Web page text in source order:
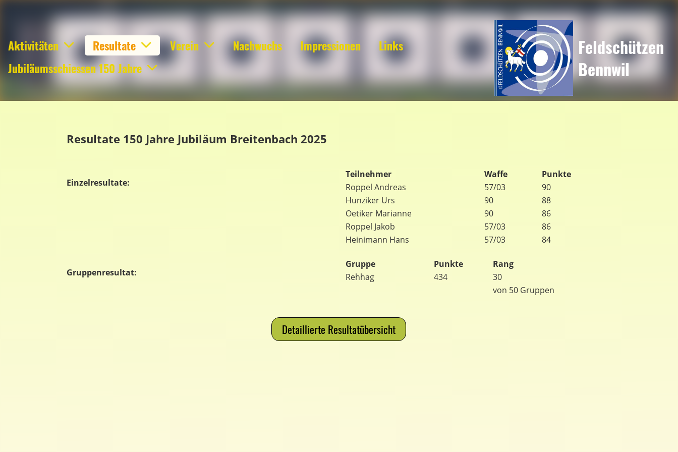
Aktivitäten Resultate Verein Nachwuchs Impressionen
Links
Jubiläumsschiessen 150 Jahre
Feldschützen
Bennwil
Resultate 150 Jahre Jubiläum Breitenbach 2025
Einzelresultate:
Teilnehmer Waffe
Punkte
Roppel Andreas
57/03
90
Hunziker Urs
90
88
Oetiker Marianne
90
86
Roppel Jakob
57/03
86
Heinimann Hans
57/03 84
Gruppenresultat:
Gruppe Punkte
Rang
Rehhag
434
30
von 50 Gruppen
Detaillierte Resultatübersicht